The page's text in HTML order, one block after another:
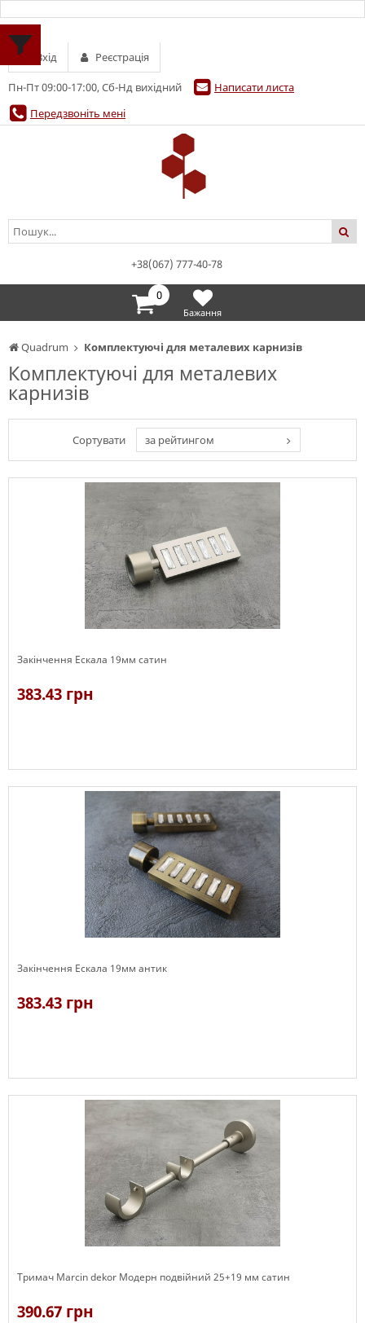
Quadrum Комплектуючі для металевих карнизів
Комплектуючі для металевих
карнизів
Сортувати за рейтингом
Закінчення Ескала 19мм сатин
383.43 грн
Закінчення Ескала 19мм антик
383.43 грн
Тримач Marcin dekor Модерн подвійний 25+19 мм сатин
390.67 грн
Пн-Пт 09:00-17:00, Сб-Нд вихідний
Написати листа
Передзвоніть мені
Вхід Реєстрація
+38(067) 777-40-78
0
Бажання